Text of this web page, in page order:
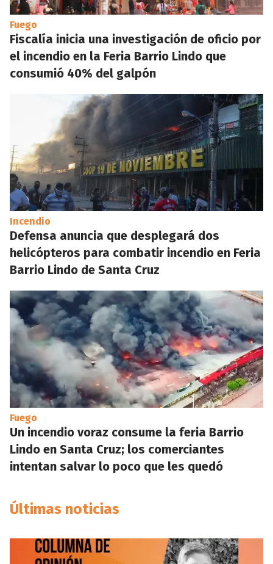
Fuego
Fiscalía inicia una investigación de oficio por
el incendio en la Feria Barrio Lindo que
consumió 40% del galpón
Incendio
Defensa anuncia que desplegará dos
helicópteros para combatir incendio en Feria
Barrio Lindo de Santa Cruz
Fuego
Un incendio voraz consume la feria Barrio
Lindo en Santa Cruz; los comerciantes
intentan salvar lo poco que les quedó
Últimas noticias